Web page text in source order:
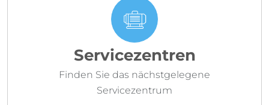
Servicezentren
Finden Sie das nächstgelegene
Servicezentrum